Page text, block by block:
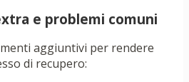
e problemi comuni
aggiuntivi per rendere
di recupero: